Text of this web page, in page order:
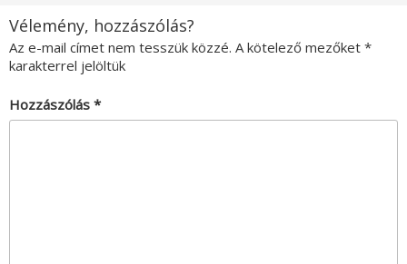
Vélemény, hozzászólás?
Az e-mail címet nem tesszük közzé. A kötelező mezőket *
karakterrel jelöltük
Hozzászólás *